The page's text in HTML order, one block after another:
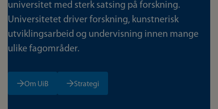
universitet med sterk satsing på forskning.
Universitetet driver forskning, kunstnerisk
utviklingsarbeid og undervisning innen mange
ulike fagområder.
Om UiB Strategi